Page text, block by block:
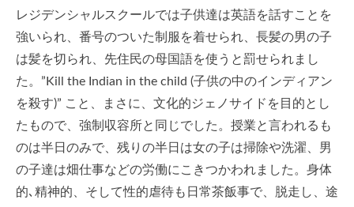
レジデンシャルスクールでは子供達は英語を話すことを
強いられ、番号のついた制服を着せられ、長髪の男の子
は髪を切られ、先住民の母国語を使うと罰せられまし
た。”Kill the Indian in the child (子供の中のインディアン
を殺す)” こと、まさに、文化的ジェノサイドを目的とし
たもので、強制収容所と同じでした。授業と言われるも
のは半日のみで、残りの半日は女の子は掃除や洗濯、男
の子達は畑仕事などの労働にこきつかわれました。身体
的､精神的、そして性的虐待も日常茶飯事で、脱走し、途